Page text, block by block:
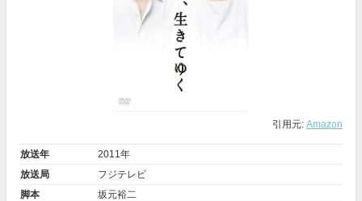
引用元: Amazon
放送年
2011年
放送局
フジテレビ
脚本
坂元裕二